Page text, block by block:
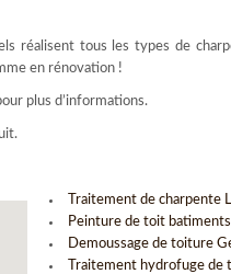
réalisent tous les types de
en rénovation !
plus d’informations.
Traitement de charpente
Peinture de toit
Demoussage de toiture
Traitement hydrofuge